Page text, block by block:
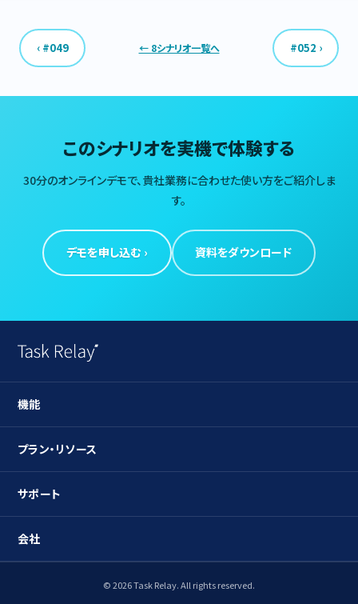
‹ #049 ← 8シナリオ一覧へ #052 ›
このシナリオを実機で体験する
30分のオンラインデモで、貴社業務に合わせた使い方をご紹介しま
す。
デモを申し込む › 資料をダウンロード
機能
ガントチャート
タスク管理
工数管理
プラン・リソース
プラン
ユースケース
サポート
導入検討のお問合せ
導入中のお問合せ
会社
© 2026 Task Relay. All rights reserved.